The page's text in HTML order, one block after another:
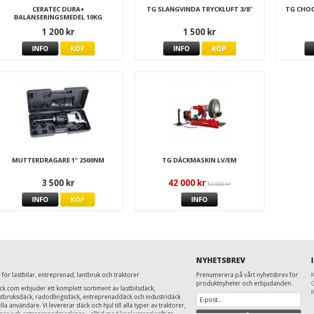
CERATEC DURA+
BALANSERINGSMEDEL 10KG
1 200 kr
INFO KÖP
TG SLANGVINDA TRYCKLUFT 3/8"
1 500 kr
INFO KÖP
TG
MUTTERDRAGARE 1" 2500NM
3 500 kr
INFO KÖP
TG DÄCKMASKIN LV/EM
42 000 kr 52 000 kr
INFO
NYHETSBREV
Prenumerera på vårt nyhetsbrev för
produktnyheter och erbjudanden.
för lastbilar, entreprenad, lantbruk och traktorer
erbjuder ett komplett sortiment av lastbilsdäck,
radodlingsdäck, entreprenaddäck och industridäck
användare. Vi levererar däck och hjul till alla typer av traktorer,